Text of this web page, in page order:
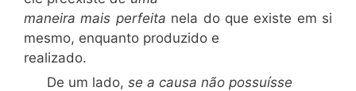
maneira mais perfeita nela do que existe em si
mesmo, enquanto produzido e
realizado.
De um lado,se a causa não possuísse